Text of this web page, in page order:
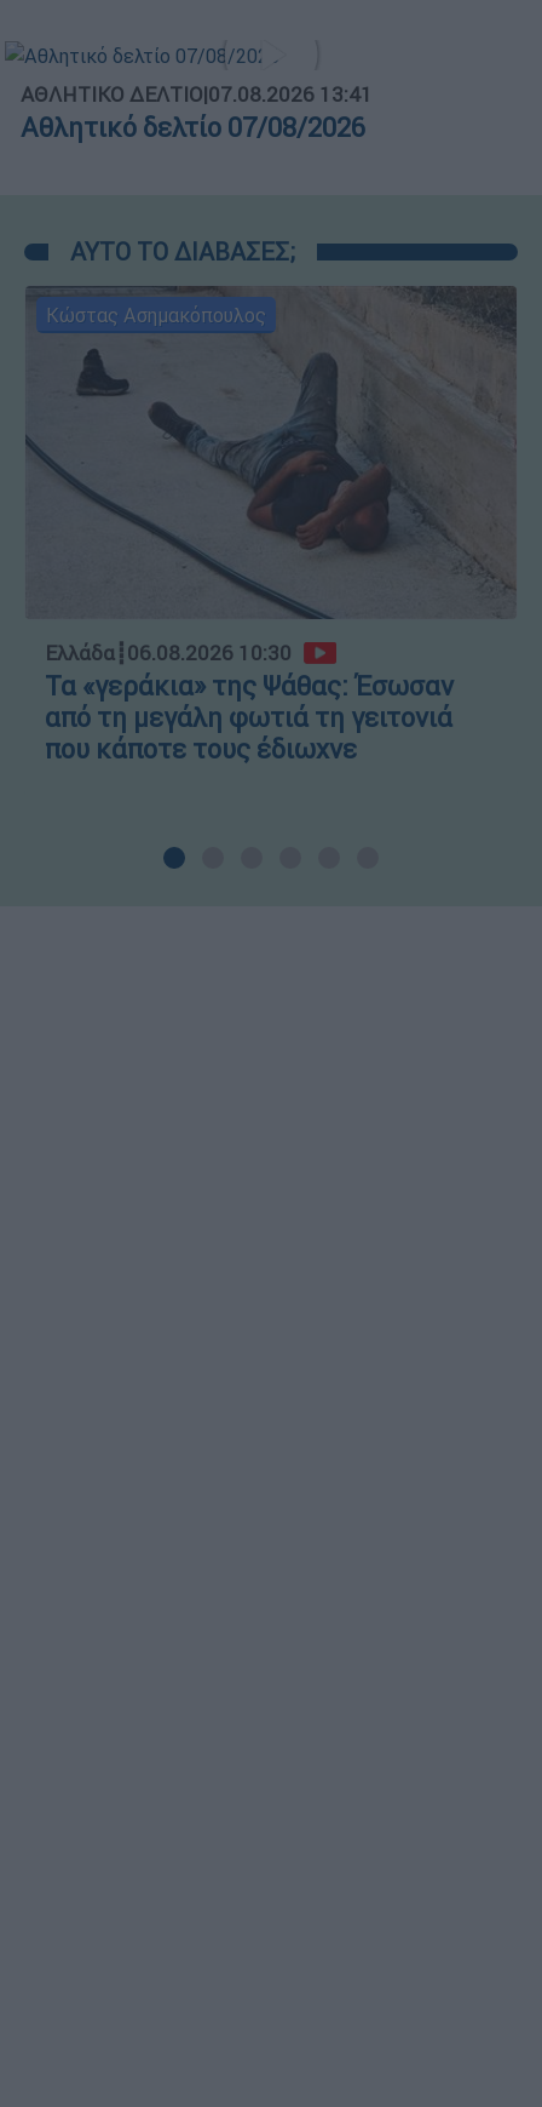
ΑΘΛΗΤΙΚΟ ΔΕΛΤΙΟ|07.08.2026 13:41
Αθλητικό δελτίο 07/08/2026
ΑΥΤΟ ΤΟ ΔΙΑΒΑΣΕΣ;
Κώστας Ασημακόπουλος
Ελλάδα┋06.08.2026 10:30
Τα «γεράκια» της Ψάθας: Έσωσαν
από τη μεγάλη φωτιά τη γειτονιά
που κάποτε τους έδιωχνε